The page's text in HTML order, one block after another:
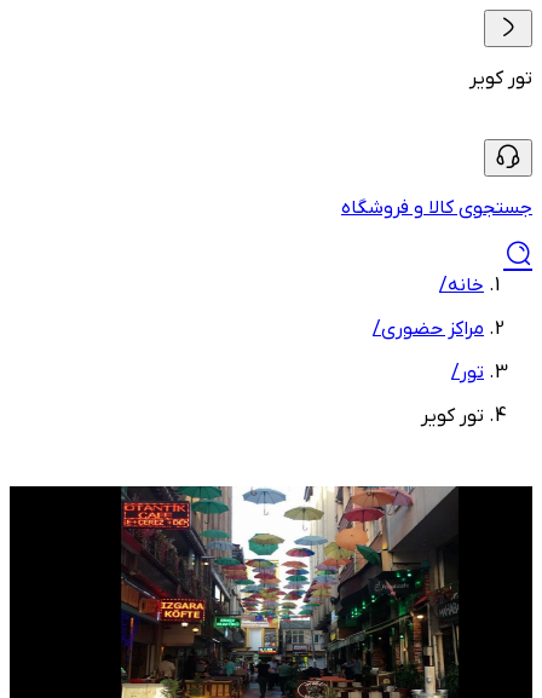
تور کویر
جستجوی کالا و فروشگاه
خانه/
مراکز حضوری/
تور/
تور کویر